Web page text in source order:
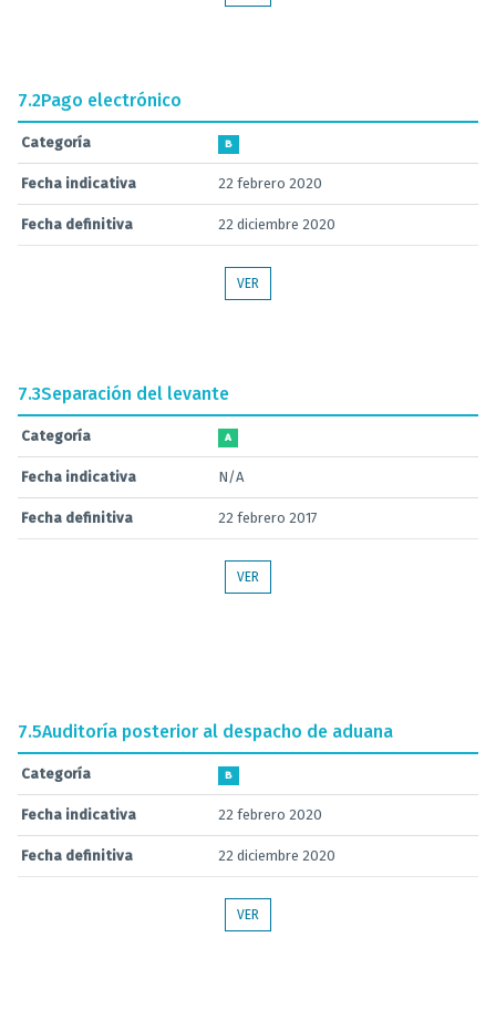
7.2Pago electrónico
Categoría B
Fecha indicativa 22 febrero 2020
Fecha definitiva 22 diciembre 2020
VER
7.3Separación del levante
Categoría A
Fecha indicativa N/A
Fecha definitiva 22 febrero 2017
VER
7.5Auditoría posterior al despacho de aduana
Categoría B
Fecha indicativa 22 febrero 2020
Fecha definitiva 22 diciembre 2020
VER